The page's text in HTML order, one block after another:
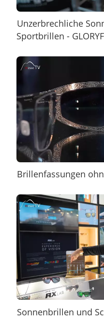
Unzerbrechliche
Sportbrillen -
Brillenfassungen
Sonnenbrillen und